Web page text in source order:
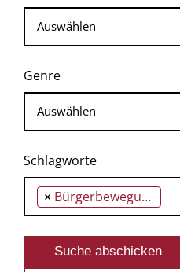
Genre
Schlagworte
× Bürgerbewegung